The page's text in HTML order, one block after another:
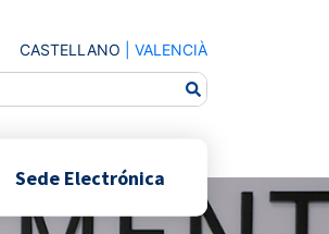
CASTELLANO VALENCIÀ
Sede Electrónica